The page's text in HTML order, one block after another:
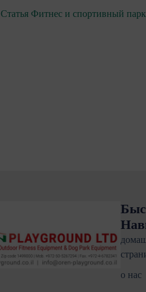
Статья Фитнес и спортивный парк
о нас